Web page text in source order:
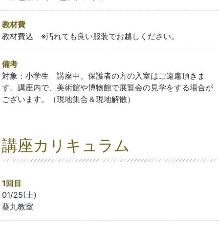
教材費
教材費込 ※汚れても良い服装でお越しください。
備考
対象：小学生 講座中、保護者の方の入室はご遠慮頂きま
す。講座内で、美術館や博物館で展覧会の見学をする場合が
ございます。（現地集合＆現地解散）
講座カリキュラム
1回目
01/25(土)
葵九教室